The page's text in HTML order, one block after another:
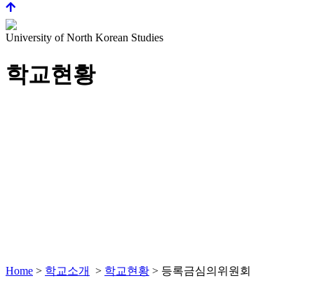
University of North Korean Studies
학교현황
Home > 학교소개 > 학교현황 > 등록금심의위원회